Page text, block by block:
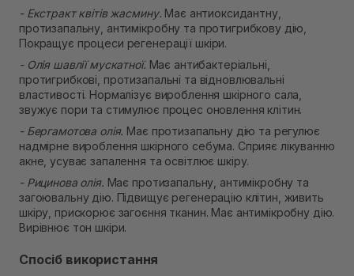
- Екстракт квітів жасмину. Має антиоксидантну,
протизапальну, антимікробну та протигрибкову дію,
Покращує процеси регенерації шкіри.
- Олія шавлії мускатної. Має антибактеріальні,
протигрибкові, протизапальні та відновлювальні
властивості. Нормалізує вироблення шкірного сала,
звужує пори та стимулює процес оновлення клітин.
- Бергамотова олія. Має протизапальну дію та регулює
надмірне вироблення шкірного себума. Сприяє лікуванню
акне, усуває запалення та освітлює шкіру.
- Рицинова олія. Має протизапальну, антимікробну та
загоювальну дію. Підвищує регенерацію клітин, живить
шкіру, прискорює загоєння тканин. Має антимікробну дію.
Вирівнює тон шкіри.
Спосіб використання